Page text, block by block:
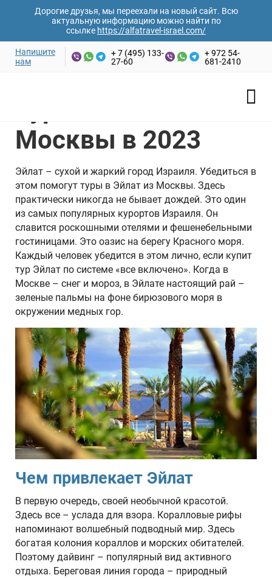
Дорогие друзья, мы переехали на новый сайт. Всю
актуальную информацию можно найти по
ссылке https://alfatravel-israel.com/
Напишите
нам
+ 7 (495) 133-
27-60
+ 972 54-
681-2410
Москвы в 2023
Эйлат – сухой и жаркий город Израиля. Убедиться в
этом помогут туры в Эйлат из Москвы. Здесь
практически никогда не бывает дождей. Это один
из самых популярных курортов Израиля. Он
славится роскошными отелями и фешенебельными
гостиницами. Это оазис на берегу Красного моря.
Каждый человек убедится в этом лично, если купит
тур Эйлат по системе «все включено». Когда в
Москве – снег и мороз, в Эйлате настоящий рай –
зеленые пальмы на фоне бирюзового моря в
окружении медных гор.
Чем привлекает Эйлат
В первую очередь, своей необычной красотой.
Здесь все – услада для взора. Коралловые рифы
напоминают волшебный подводный мир. Здесь
богатая колония кораллов и морских обитателей.
Поэтому дайвинг – популярный вид активного
отдыха. Береговая линия города – природный